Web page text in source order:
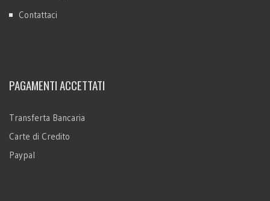
Contattaci
PAGAMENTI ACCETTATI
Transferta Bancaria
Carte di Credito
Paypal